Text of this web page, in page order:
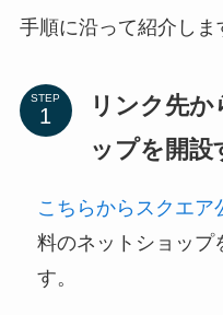
手順に沿って紹介しま
STEP
リンク先
ップを開設
こちらからスクエア
料のネットショップ
す。